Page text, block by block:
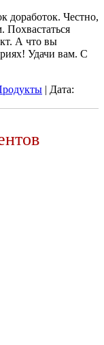
доработок. Честно,
А что вы
Удачи вам. С
| Дата: